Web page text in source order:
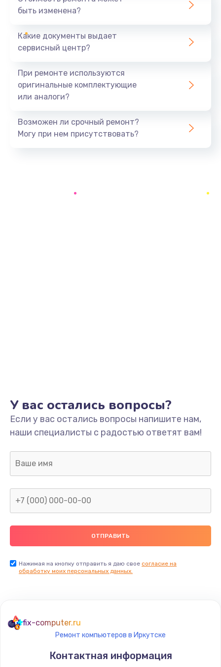
Замена задней крышки устройства
Замена микросхемы (звук, контроллер,
Заказать
Заказать
Ремонт шлейфа
Заказать
Замена вибро элемента
Заказать
Восстановление дорожек платы
быть изменена?
Какие документы выдает
сервисный центр?
При ремонте используются
оригинальные комплектующие
или аналоги?
Возможен ли срочный ремонт?
Могу при нем присутствовать?
У вас остались вопросы?
Если у вас остались вопросы напишите нам,
наши специалисты с радостью ответят вам!
Нажимая на кнопку отправить я даю свое согласие на
обработку моих персональных данных.
fix-computer.ru
Ремонт компьютеров в Иркутске
Контактная информация